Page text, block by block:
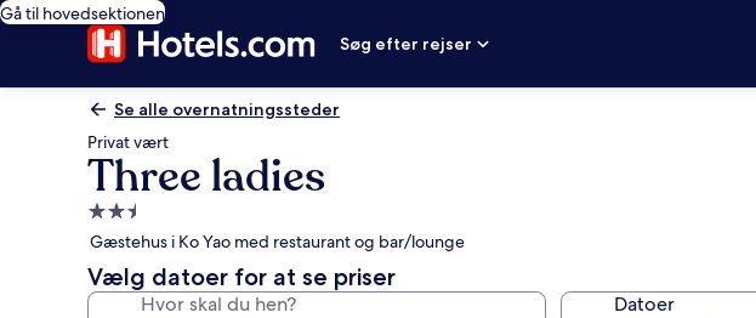
Gå til hovedsektionen
Søg efter rejser
Se alle overnatningssteder
Privat vært
Three ladies
2.5-
stjernet
overnatningssted
Gæstehus i Ko Yao med restaurant og bar/lounge
Vælg datoer for at se priser
Hvor skal du hen? Datoer